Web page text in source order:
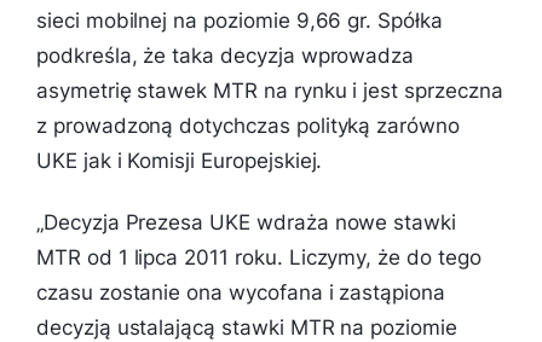
sieci mobilnej na poziomie 9,66 gr. Spółka
podkreśla, że taka decyzja wprowadza
asymetrię stawek MTR na rynku i jest sprzeczna
z prowadzoną dotychczas polityką zarówno
UKE jak i Komisji Europejskiej.
„Decyzja Prezesa UKE wdraża nowe stawki
MTR od 1 lipca 2011 roku. Liczymy, że do tego
czasu zostanie ona wycofana i zastąpiona
decyzją ustalającą stawki MTR na poziomie